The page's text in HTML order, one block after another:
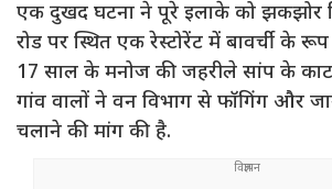
एक दुखद घटना ने पूरे इलाके को झकझोर
रोड पर स्थित एक रेस्टोरेंट में बावर्ची के
17 साल के मनोज की जहरीले सांप के
गांव वालों ने वन विभाग से फॉगिंग और
चलाने की मांग की है.